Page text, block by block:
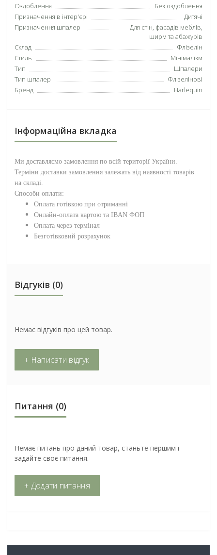
Оздоблення
Без оздоблення
Призначення в інтер'єрі
Дитячі
Призначення шпалер
Для стін, фасадів меблів,
ширм та абажурів
Склад
Флізелін
Стиль
Мінімалізм
Тип
Шпалери
Тип шпалер
Флізелінові
Бренд
Harlequin
Інформаційна вкладка
Ми доставляємо замовлення по всій території України.
Терміни доставки замовлення залежать від наявності товарів
на складі.
Способи оплати:
Оплата готівкою при отриманні
Онлайн-оплата картою та IBAN ФОП
Оплата через термінал
Безготівковий розрахунок
Відгуків (0)
Немає відгуків про цей товар.
+ Написати відгук
Питання (0)
Немає питань про даний товар, станьте першим і
задайте своє питання.
+ Додати питання